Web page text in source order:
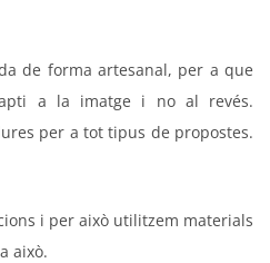
de forma artesanal, per a que
a la imatge i no al revés.
per a tot tipus de propostes.
i per això utilitzem materials
això.